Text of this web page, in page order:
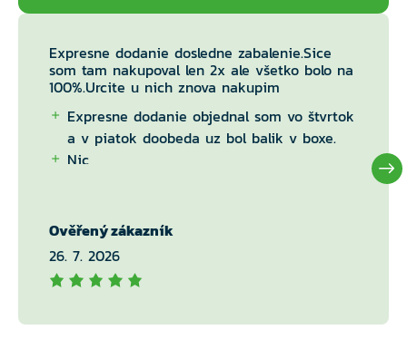
Expresne dodanie dosledne zabalenie.Sice
som tam nakupoval len 2x ale všetko bolo na
100%.Urcite u nich znova nakupim
Expresne dodanie objednal som vo štvrtok
a v piatok doobeda uz bol balik v boxe.
Nic
Ověřený zákazník
26. 7. 2026